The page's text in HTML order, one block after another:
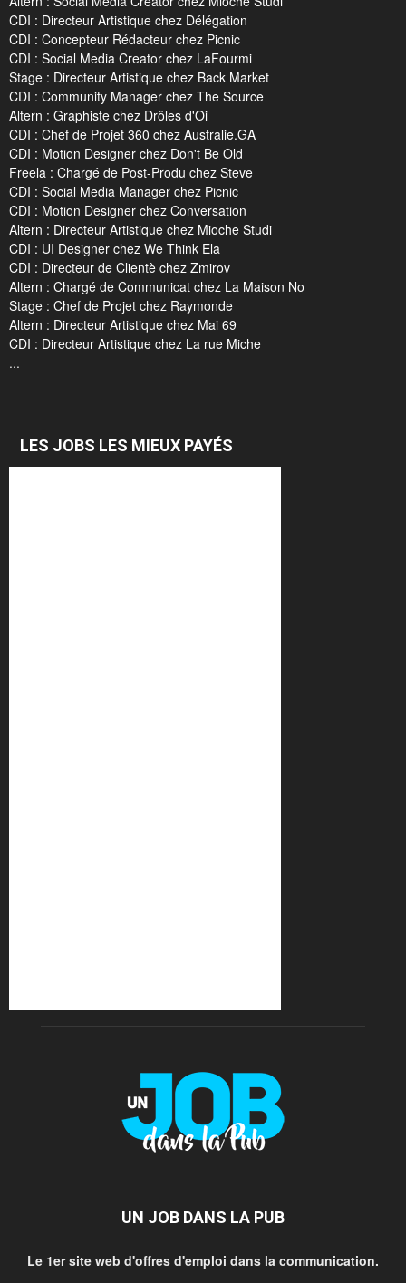
CDI : Directeur Artistique chez Délégation
CDI : Concepteur Rédacteur chez Picnic
CDI : Social Media Creator chez LaFourmi
Stage : Directeur Artistique chez Back Market
CDI : Community Manager chez The Source
Altern : Graphiste chez Drôles d'Oi
CDI : Chef de Projet 360 chez Australie.GA
CDI : Motion Designer chez Don't Be Old
Freela : Chargé de Post-Produ chez Steve
CDI : Social Media Manager chez Picnic
CDI : Motion Designer chez Conversation
Altern : Directeur Artistique chez Mioche Studi
CDI : UI Designer chez We Think Ela
CDI : Directeur de Clientè chez Zmirov
Altern : Chargé de Communicat chez La Maison No
Stage : Chef de Projet chez Raymonde
Altern : Directeur Artistique chez Mai 69
CDI : Directeur Artistique chez La rue Miche
...
LES JOBS LES MIEUX PAYÉS
UN JOB DANS LA PUB
Le 1er site web d'offres d'emploi dans la communication.